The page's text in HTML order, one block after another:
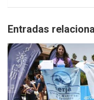
Entradas